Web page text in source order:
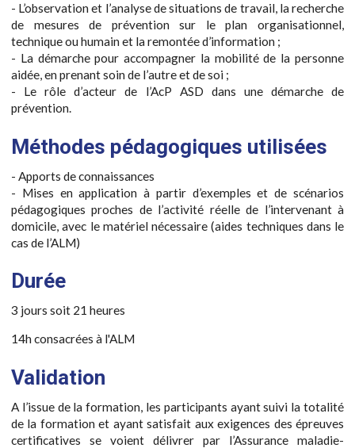
- L’observation et l’analyse de situations de travail, la recherche
de mesures de prévention sur le plan organisationnel,
technique ou humain et la remontée d’information ;
- La démarche pour accompagner la mobilité de la personne
aidée, en prenant soin de l’autre et de soi ;
- Le rôle d’acteur de l’AcP ASD dans une démarche de
prévention.
Méthodes pédagogiques utilisées
- Apports de connaissances
- Mises en application à partir d’exemples et de scénarios
pédagogiques proches de l’activité réelle de l’intervenant à
domicile, avec le matériel nécessaire (aides techniques dans le
cas de l’ALM)
Durée
3 jours soit 21 heures
14h consacrées à l'ALM
Validation
A l’issue de la formation, les participants ayant suivi la totalité
de la formation et ayant satisfait aux exigences des épreuves
certificatives se voient délivrer par l’Assurance maladie-